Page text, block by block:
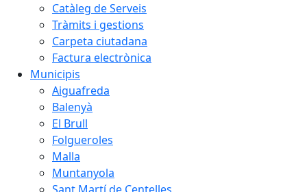
Catàleg de Serveis
Tràmits i gestions
Carpeta ciutadana
Factura electrònica
Municipis
Aiguafreda
Balenyà
El Brull
Folgueroles
Malla
Muntanyola